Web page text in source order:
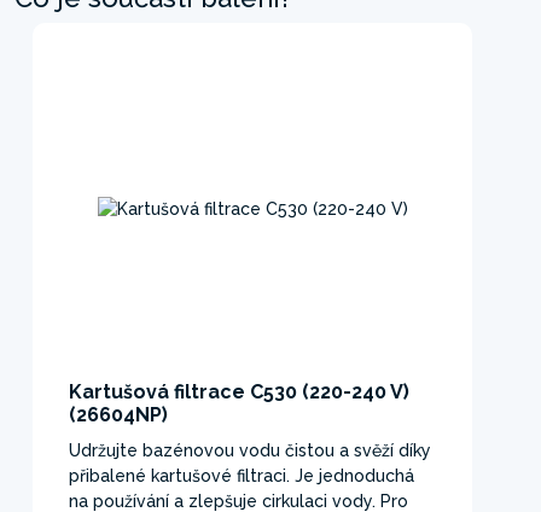
Kartušová filtrace C530 (220-240 V)
(26604NP)
Udržujte bazénovou vodu čistou a svěží díky
přibalené kartušové filtraci. Je jednoduchá
na používání a zlepšuje cirkulaci vody. Pro